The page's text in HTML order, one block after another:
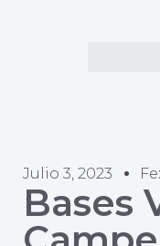
Julio 3, 2023
Bases